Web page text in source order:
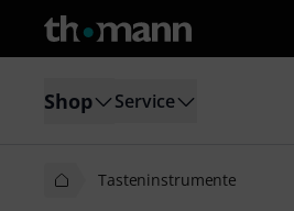
Shop Service
Tasteninstrumente